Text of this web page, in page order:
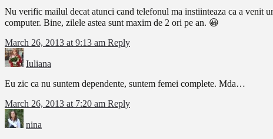
Nu verific mailul decat atunci cand telefonul ma instiinteaza ca a venit
computer. Bine, zilele astea sunt maxim de 2 ori pe an. 😀
March 26, 2013 at 9:13 am Reply
Iuliana
Eu zic ca nu suntem dependente, suntem femei complete. Mda…
March 26, 2013 at 7:20 am Reply
nina